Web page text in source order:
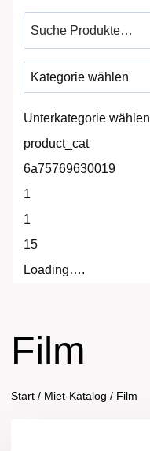
Produkt
suchen
Unterkategorie wählen
product_cat
6a75769630019
1
1
15
Loading….
Film
Start / Miet-Katalog / Film